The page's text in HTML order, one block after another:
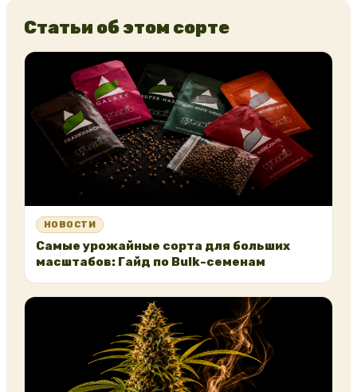
Статьи об этом сорте
НОВОСТИ
Самые урожайные сорта для больших
масштабов: Гайд по Bulk-семенам